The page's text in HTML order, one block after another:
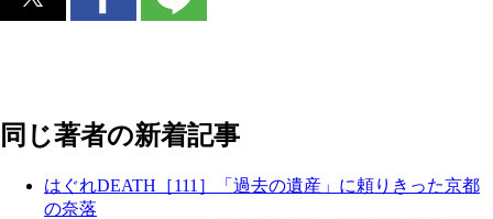
同じ著者の新着記事
はぐれDEATH［111］「過去の遺産」に頼りきった京都
の奈落